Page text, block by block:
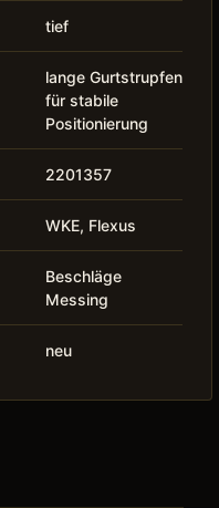
tief
lange Gurtstrupfen
für stabile
Positionierung
2201357
WKE, Flexus
Beschläge
Messing
neu